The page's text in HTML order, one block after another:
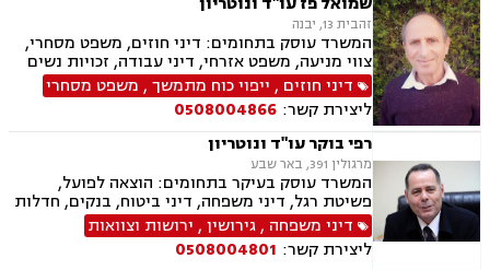
אחריות מקצועית, ירושות וצוואות, לשון הרע, משפט
אזרחי, משרד הביטחון, נזקי גוף, תביעות גזזת.
זהבית 13, יבנה
המשרד עוסק בתחומים: דיני חוזים, משפט מסחרי,
צווי מניעה, משפט אזרחי, דיני עבודה, זכויות נשים
בהריון, תביעות ביטוח ונזקי רכוש, ביטוח סיעודי,
דיני פנסיה, מקרקעין ונדל"ן, תכנון ובניה, דיור מוגן,
ליקויי בניה, עזקאות מכר דירה, פינוי מושכר, רשות
מקרקעי ישראל, צווי הריסה, דיני משפחה, ידועים
בציבור, אפוטרופסות, הסכמי ממון, גירושין, חלוקת
רכוש, מעמד אישי, דיני חברות, הוצאה לפועל,
מחיקת רישום פלילי, תעבורה, פש"ר, חדלות פירעון,
לשון הרע, ירושות וצוואות, נוטריון, נוטריון אנגלית
דיני חוזים , ייפוי כוח מתמשך, משפט מסחרי
ליצירת קשר: 0508004866
רפי בוקר עו"ד ונוטריון
מרגולין 391, באר שבע
המשרד עוסק בעיקר בתחומים: הוצאה לפועל,
פשיטת רגל, דיני משפחה, דיני ביטוח, בנקים, חדלות
פירעון, נזיקין, נזקי גוף, תאונות דרכים, תאונות
עבודה, תאונות ספורט, תאונות עקב רשלנות, נוטריון
דיני משפחה ,גירושין, ירושות וצוואות
ליצירת קשר: 0508004801